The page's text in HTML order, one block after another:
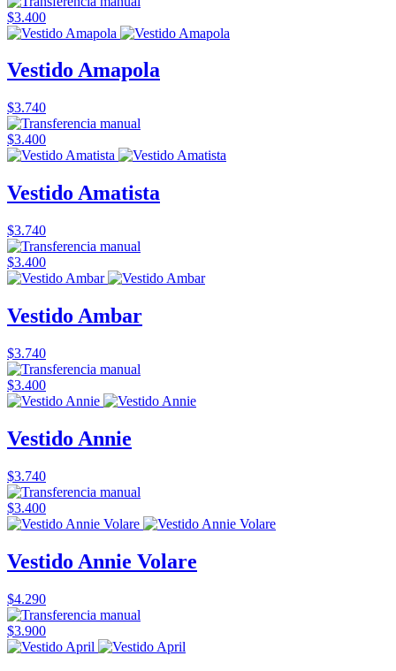
$3.400
Vestido Amapola
$3.740
$3.400
Vestido Amatista
$3.740
$3.400
Vestido Ambar
$3.740
$3.400
Vestido Annie
$3.740
$3.400
Vestido Annie Volare
$4.290
$3.900